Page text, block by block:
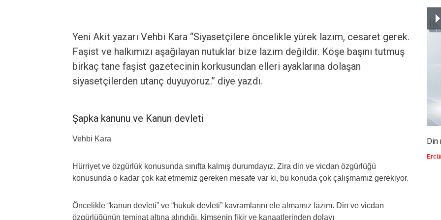
Yeni Akit yazarı Vehbi Kara “Siyasetçilere öncelikle yürek lazım, cesaret gerek.
Faşist ve halkımızı aşağılayan nutuklar bize lazım değildir. Köşe başını tutmuş
birkaç tane faşist gazetecinin korkusundan elleri ayaklarına dolaşan
siyasetçilerden utanç duyuyoruz.” diye yazdı.
Şapka kanunu ve Kanun devleti
Vehbi Kara
Hürriyet ve özgürlük konusunda sınıfta kalmış durumdayız. Zira din ve vicdan özgürlüğü
konusunda o kadar çok kat etmemiz gereken mesafe var ki, bu konuda çok çalışmamız gerekiyor.
Öncelikle “kanun devleti” ve “hukuk devleti” kavramlarını ele almamız lazım. Din ve vicdan
özgürlüğünün teminat altına alındığı, kimsenin fikir ve kanaatlerinden dolayı
Din